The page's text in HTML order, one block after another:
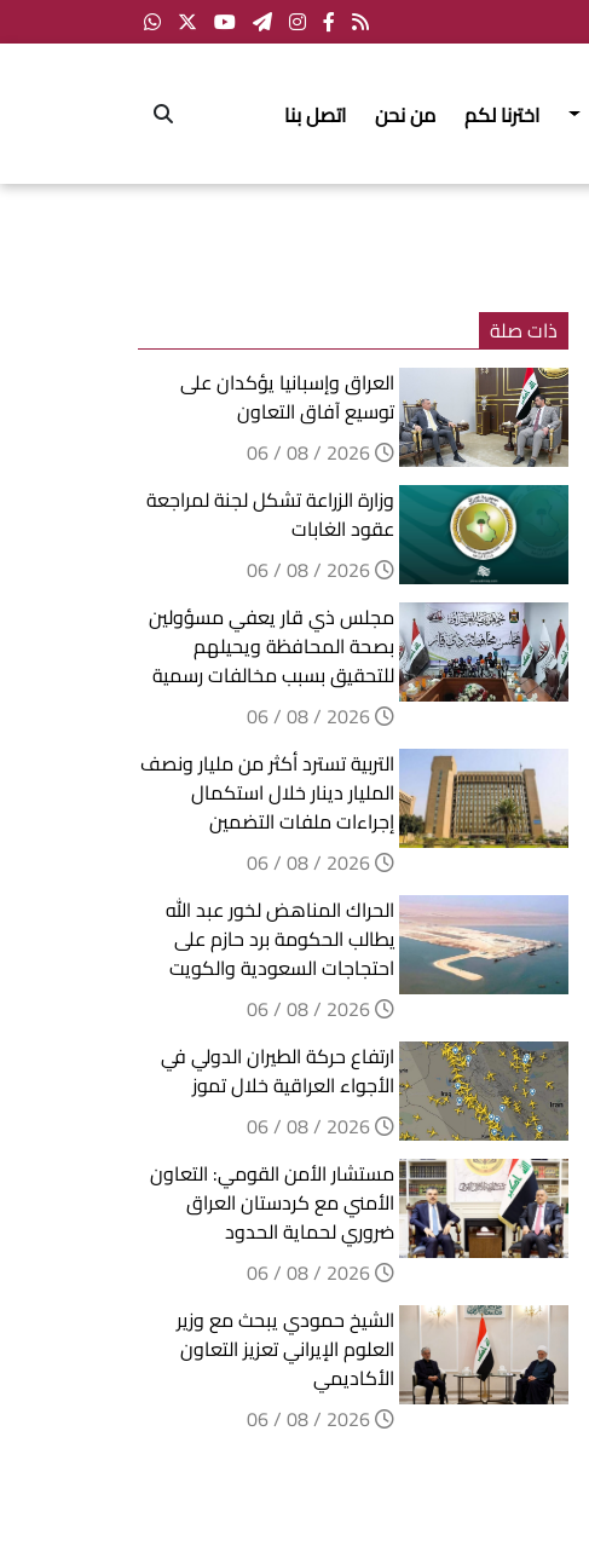
اخترنا لكم من نحن اتصل بنا
ذات صلة
العراق وإسبانيا يؤكدان على
توسيع آفاق التعاون
وزارة الزراعة تشكل لجنة لمراجعة
عقود الغابات
مجلس ذي قار يعفي مسؤولين
بصحة المحافظة ويحيلهم
للتحقيق بسبب مخالفات رسمية
التربية تسترد أكثر من مليار ونصف
المليار دينار خلال استكمال
إجراءات ملفات التضمين
الحراك المناهض لخور عبد الله
يطالب الحكومة برد حازم على
احتجاجات السعودية والكويت
ارتفاع حركة الطيران الدولي في
الأجواء العراقية خلال تموز
مستشار الأمن القومي: التعاون
الأمني مع كردستان العراق
ضروري لحماية الحدود
الشيخ حمودي يبحث مع وزير
العلوم الإيراني تعزيز التعاون
الأكاديمي